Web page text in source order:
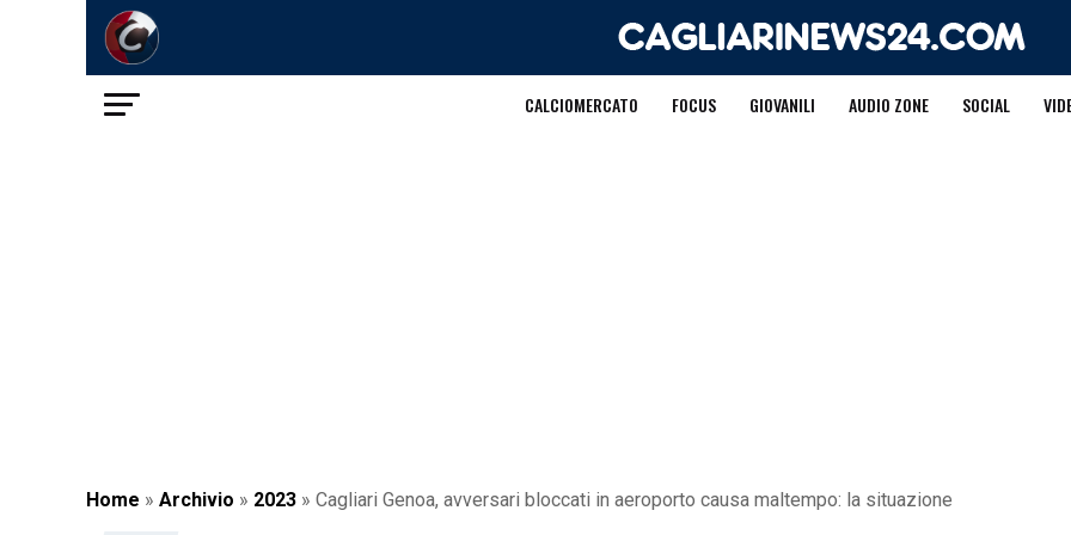
CALCIOMERCATO FOCUS GIOVANILI AUDIO ZONE SOCIAL
Home » Archivio » 2023 » Cagliari Genoa, avversari bloccati in aeroporto causa maltempo: la situazione